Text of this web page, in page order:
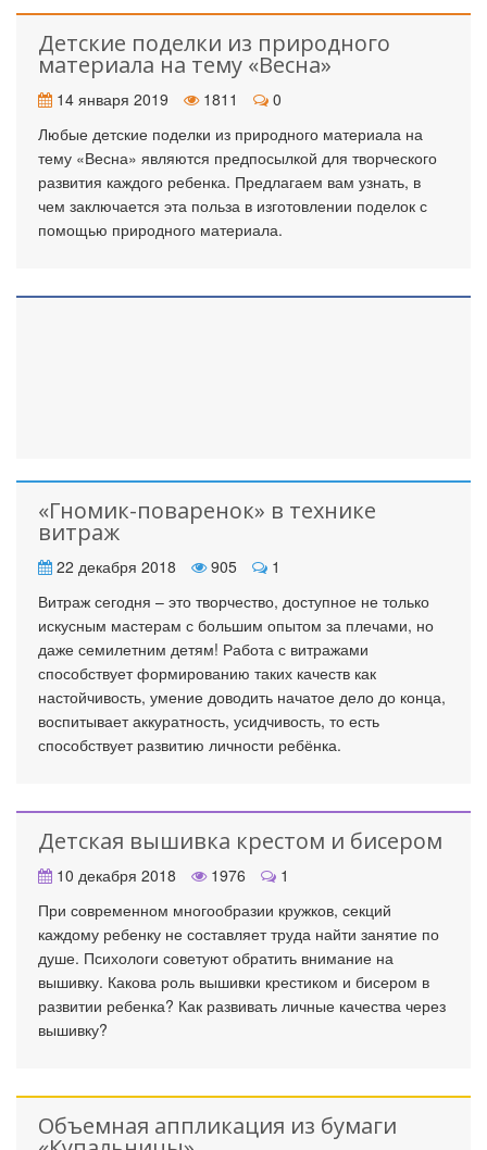
Детские поделки из природного
материала на тему «Весна»
14 января 2019 1811
0
Любые детские поделки из природного материала на
тему «Весна» являются предпосылкой для творческого
развития каждого ребенка. Предлагаем вам узнать, в
чем заключается эта польза в изготовлении поделок с
помощью природного материала.
«Гномик-поваренок» в технике
витраж
22 декабря 2018 905
1
Витраж сегодня – это творчество, доступное не только
искусным мастерам с большим опытом за плечами, но
даже семилетним детям! Работа с витражами
способствует формированию таких качеств как
настойчивость, умение доводить начатое дело до конца,
воспитывает аккуратность, усидчивость, то есть
способствует развитию личности ребёнка.
Детская вышивка крестом и бисером
10 декабря 2018 1976
1
При современном многообразии кружков, секций
каждому ребенку не составляет труда найти занятие по
душе. Психологи советуют обратить внимание на
вышивку. Какова роль вышивки крестиком и бисером в
развитии ребенка? Как развивать личные качества через
вышивку?
Объемная аппликация из бумаги